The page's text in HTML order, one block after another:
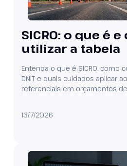
SICRO: o que é
utilizar a tabela
Entenda o que é SICRO, como
DNIT e quais cuidados aplicar
referenciais em orçamentos
13/7/2026